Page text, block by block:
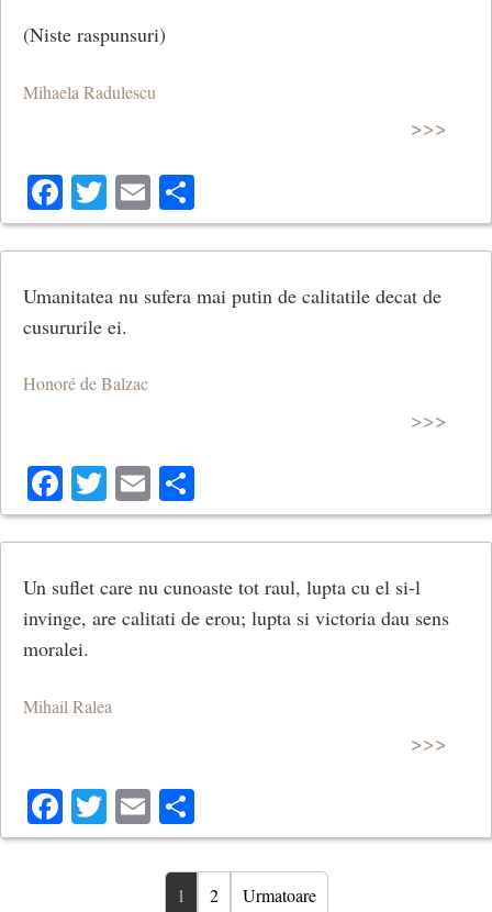
(Niste raspunsuri)
Mihaela Radulescu
>>>
Facebook
Twitter
Email
Umanitatea nu sufera mai putin de calitatile decat de
cusururile ei.
Honoré de Balzac
>>>
Facebook
Twitter
Email
Un suflet care nu cunoaste tot raul, lupta cu el si-l
invinge, are calitati de erou; lupta si victoria dau sens
moralei.
Mihail Ralea
>>>
Facebook
Twitter
Email
1 2 Urmatoare